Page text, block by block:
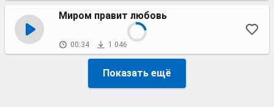
Миром правит любовь
00:34 1 046
Показать ещё